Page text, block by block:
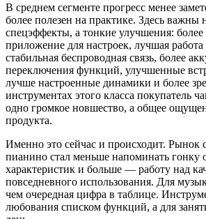
В среднем сегменте прогресс менее
более полезен на практике. Здесь важны
спецэффекты, а тонкие улучшения: более
приложение для настроек, лучшая
стабильная беспроводная связь, более
переключения функций, улучшенные
лучше настроенные динамики и более
инструментах этого класса покупатель
одно громкое новшество, а общее
продукта.
Именно это сейчас и происходит. Рынок
пианино стал меньше напоминать гонку
характеристик и больше — работу над
повседневного использования. Для
чем очередная цифра в таблице.
любования списком функций, а для